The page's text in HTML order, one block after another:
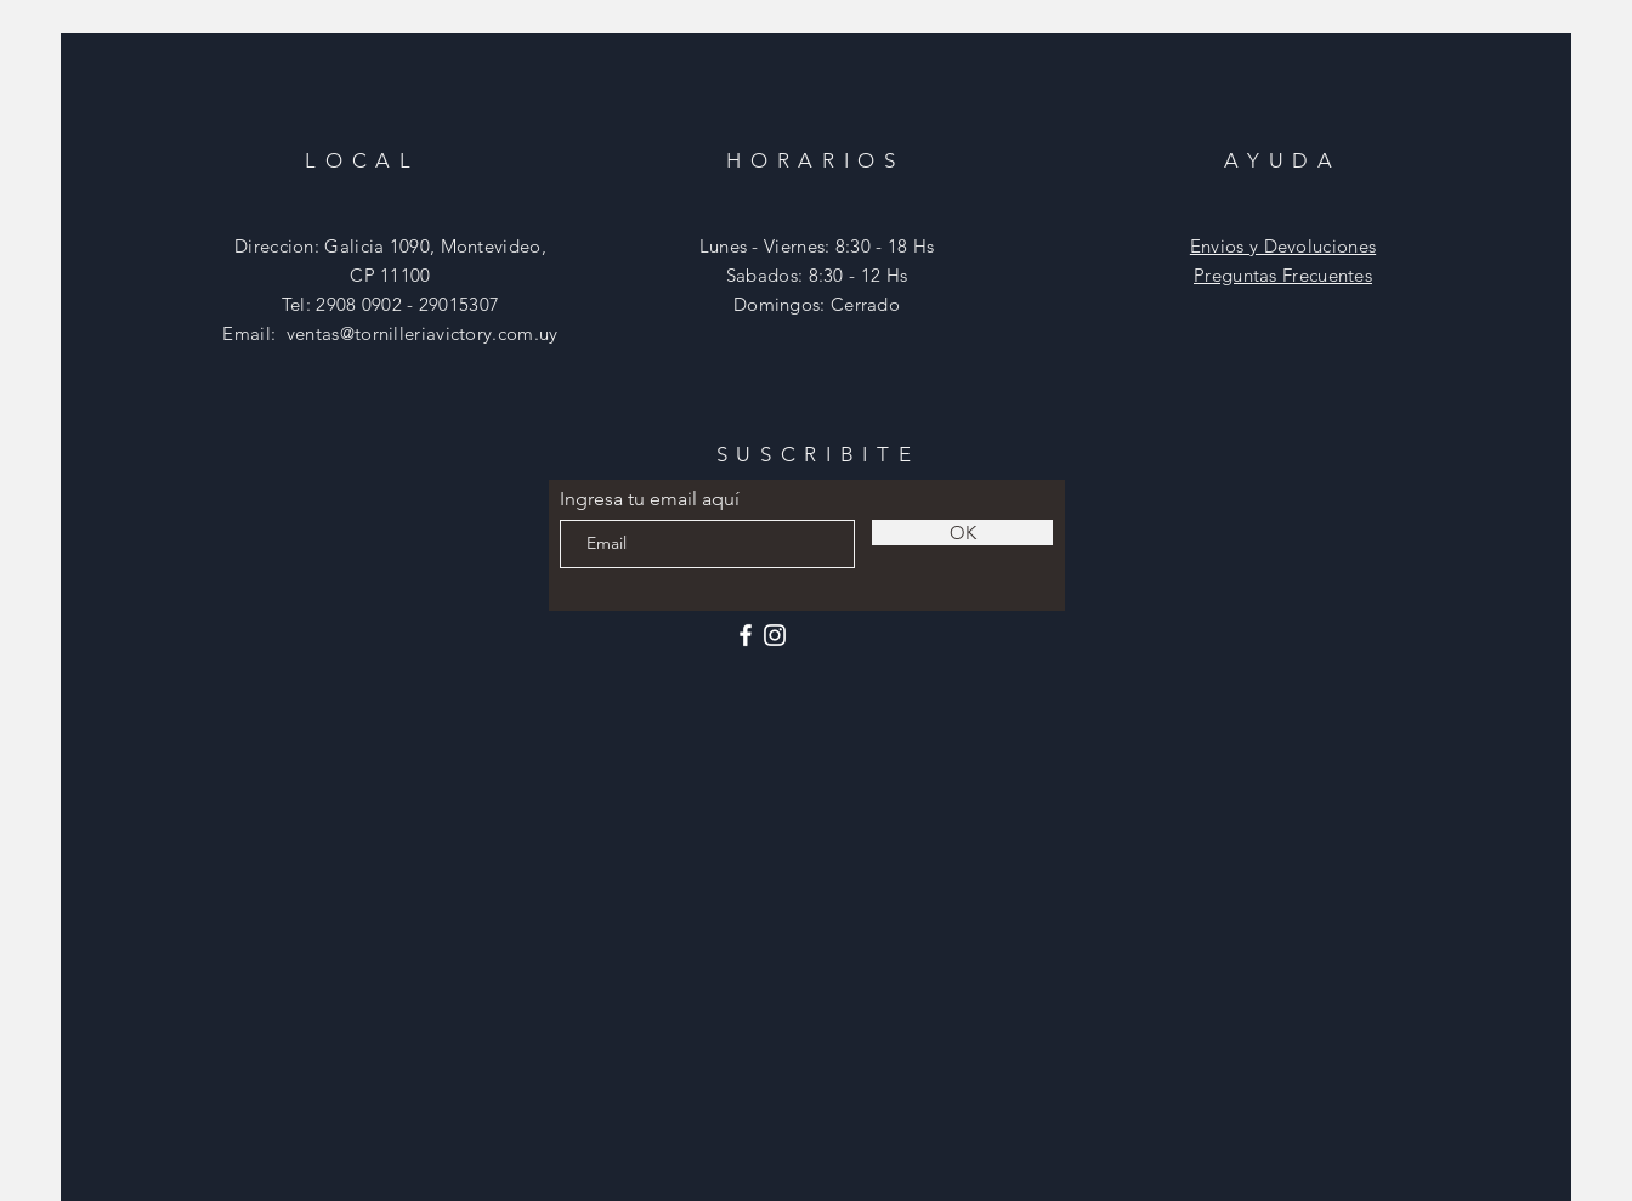
LOCAL
Direccion: Galicia 1090, Montevideo,
CP 11100
Tel: 2908 0902 - 29015307
Email: ventas@tornilleriavictory.com.uy
HORARIOS
Lunes - Viernes: 8:30 - 18 Hs
​​Sabados: 8:30 - 12 Hs
​Domingos: Cerrado
AYUDA
Envios y Devoluciones
Preguntas Frecuentes
SUSCRIBITE
Ingresa tu email aquí
OK